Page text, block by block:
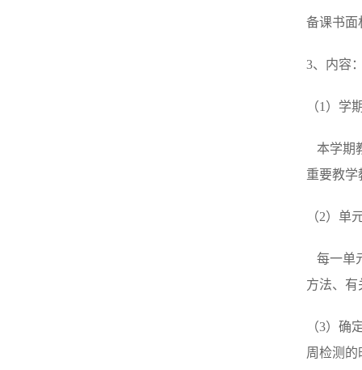
备课书面
3、内容
（1）学
本学期
重要教学
（2）单
每一单
方法、有
（3）确
周检测的